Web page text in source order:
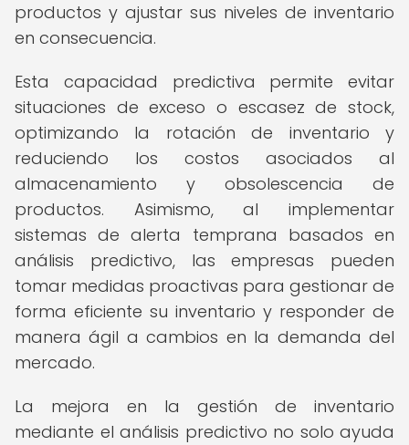
productos y ajustar sus niveles de inventario
en consecuencia.
Esta capacidad predictiva permite evitar
situaciones de exceso o escasez de stock,
optimizando la rotación de inventario y
reduciendo los costos asociados al
almacenamiento y obsolescencia de
productos. Asimismo, al implementar
sistemas de alerta temprana basados en
análisis predictivo, las empresas pueden
tomar medidas proactivas para gestionar de
forma eficiente su inventario y responder de
manera ágil a cambios en la demanda del
mercado.
La mejora en la gestión de inventario
mediante el análisis predictivo no solo ayuda